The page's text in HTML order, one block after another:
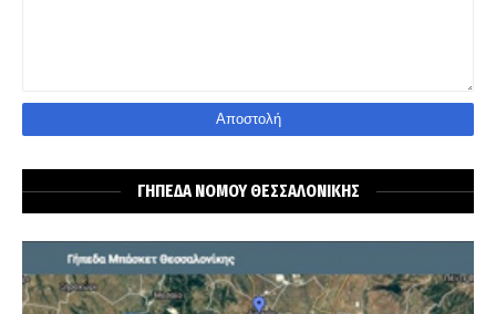
ΓΗΠΕΔΑ ΝΟΜΟΥ ΘΕΣΣΑΛΟΝΙΚΗΣ